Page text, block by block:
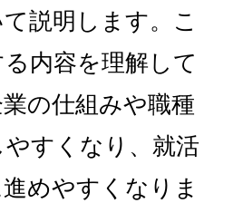
説明します。こ
内容を理解して
の仕組みや職種
すくなり、就活
めやすくなりま